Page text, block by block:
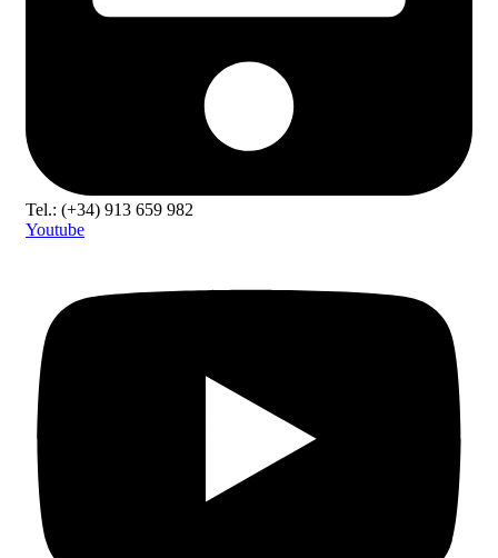
Tel.: (+34) 913 659 982
Youtube